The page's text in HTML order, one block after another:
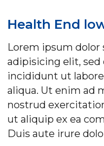
Health End
Lorem ipsum
adipisicing elit,
incididunt ut
aliqua. Ut enim ad
nostrud
ut aliquip ex ea
Duis aute irure